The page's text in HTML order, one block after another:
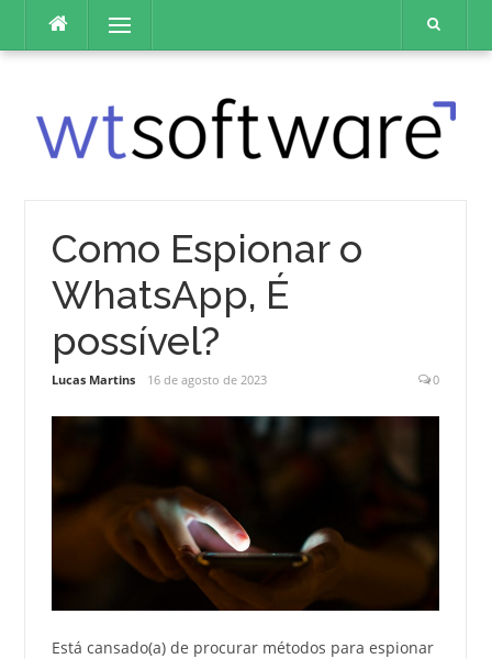
o
Menu
Como Espionar o
WhatsApp, É
possível?
Lucas Martins 16 de agosto de 2023 0
Está cansado(a) de procurar métodos para espionar